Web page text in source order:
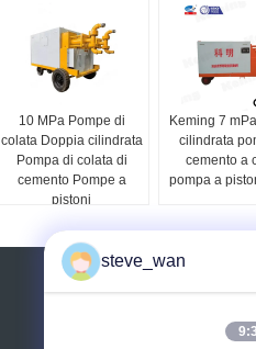
10 MPa Pompe di
colata Doppia cilindrata
Pompa di colata di
cemento Pompe a
pistoni
Keming 7
cilindrata
cemento a
pompa a
Richiedere un
steve_wan